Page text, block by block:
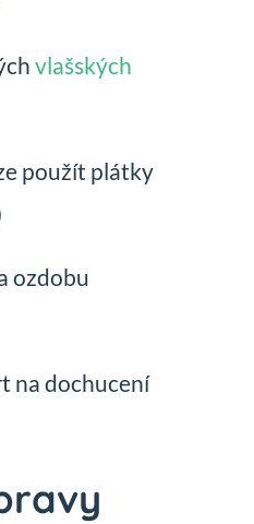
vlašských
použít plátky
ozdobu
na dochucení